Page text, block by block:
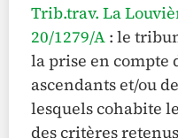
Trib.trav. La
20/1279/A : le
la prise en compte
ascendants et/ou
lesquels cohabite
des critères